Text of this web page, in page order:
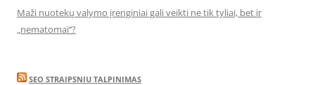
Maži nuotekų valymo įrenginiai gali veikti ne tik tyliai, bet ir
„nematomai‘‘?
SEO STRAIPSNIU TALPINIMAS